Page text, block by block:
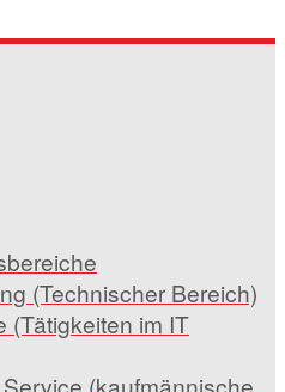
(Technischer Bereich)
(Tätigkeiten im IT
(kaufmännische